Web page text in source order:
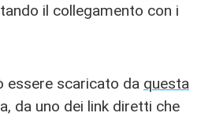
il collegamento con i
essere scaricato da questa
da uno dei link diretti che